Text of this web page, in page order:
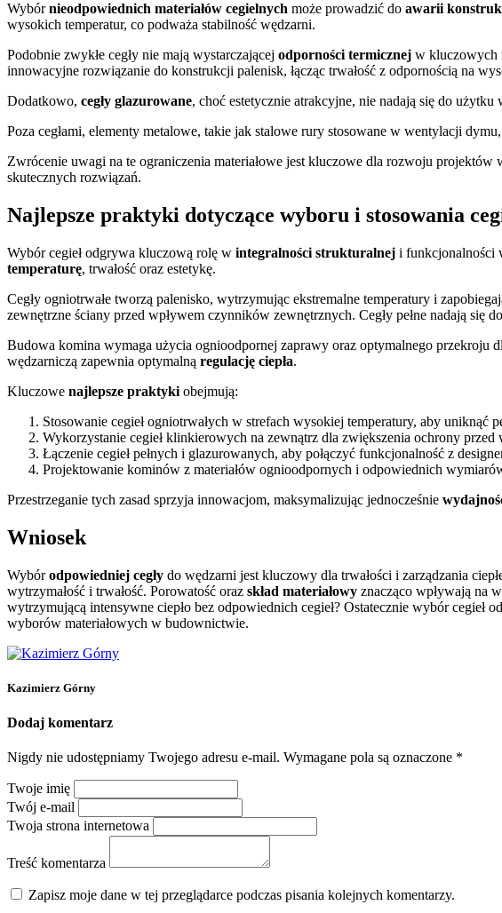
Wybórnieodpowiednich materiałów cegielnych może prowadzić do awarii
wysokich temperatur, co podważa stabilność wędzarni.
Podobnie zwykłe cegły nie mają wystarczającej odporności termicznej w kluczowych
innowacyjne rozwiązanie do konstrukcji palenisk, łącząc trwałość z odpornością na
Dodatkowo, cegły glazurowane, choć estetycznie atrakcyjne, nie nadają się do
Poza cegłami, elementy metalowe, takie jak stalowe rury stosowane w wentylacji
Zwrócenie uwagi na te ograniczenia materiałowe jest kluczowe dla rozwoju
skutecznych rozwiązań.
Najlepsze praktyki dotyczące wyboru i stosowania
Wybór cegieł odgrywa kluczową rolę w integralności strukturalnej i funkcjonalności
temperaturę, trwałość oraz estetykę.
Cegły ogniotrwałe tworzą palenisko, wytrzymując ekstremalne temperatury i
zewnętrzne ściany przed wpływem czynników zewnętrznych. Cegły pełne nadają
Budowa komina wymaga użycia ognioodpornej zaprawy oraz optymalnego
wędzarniczą zapewnia optymalną regulację ciepła.
Kluczowe najlepsze praktyki obejmują:
Stosowanie cegieł ogniotrwałych w strefach wysokiej temperatury, aby uniknąć
Wykorzystanie cegieł klinkierowych na zewnątrz dla zwiększenia ochrony przed
Łączenie cegieł pełnych i glazurowanych, aby połączyć funkcjonalność z
Projektowanie kominów z materiałów ognioodpornych i odpowiednich
Przestrzeganie tych zasad sprzyja innowacjom, maksymalizując jednocześnie
Wniosek
Wybórodpowiedniej cegły do wędzarni jest kluczowy dla trwałości i zarządzania
wytrzymałość i trwałość. Porowatość oraz skład materiałowy znacząco wpływają na
wytrzymującą intensywne ciepło bez odpowiednich cegieł? Ostatecznie wybór cegieł
wyborów materiałowych w budownictwie.
Kazimierz Górny
Dodaj komentarz
Nigdy nie udostępniamy Twojego adresu e-mail. Wymagane pola są oznaczone *
Twoje imię
Twój e-mail
Twoja strona internetowa
Treść komentarza
Zapisz moje dane w tej przeglądarce podczas pisania kolejnych komentarzy.